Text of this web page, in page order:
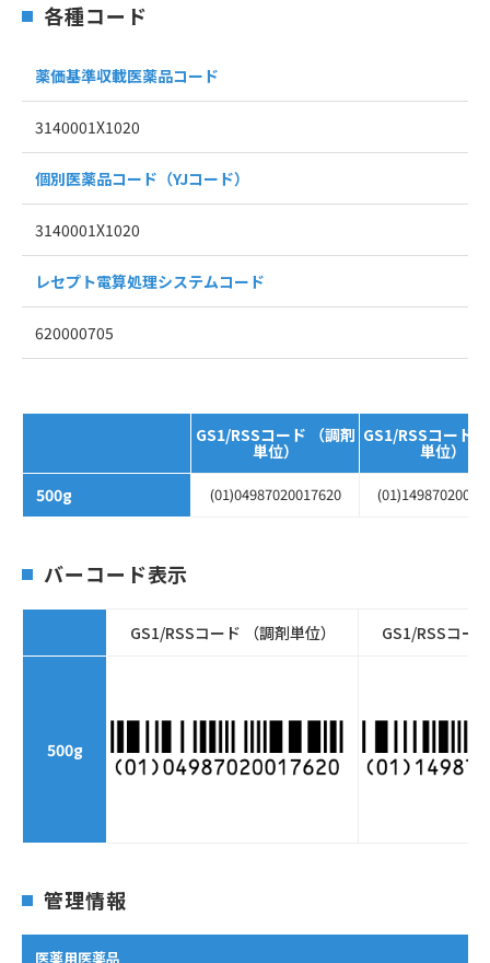
各種コード
薬価基準収載医薬品コード
3140001X1020
個別医薬品コード（YJコード）
3140001X1020
レセプト電算処理システムコード
620000705
GS1/RSSコード （調剤
単位）
GS1/RSSコード
単位）
500g
(01)04987020017620
バーコード表示
GS1/RSSコード （調剤単位） GS1/RSSコー
500g
管理情報
医薬用医薬品